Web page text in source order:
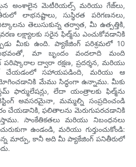
అంశాలైన మెటీరియల్స్ మరియు గేజ్‌లు,
లాభనష్టాలు, సుస్థిరత పరిగణనలు,
తెలుసుకున్న తర్వాత, మీ ఉత్పత్తికి,
లక్ష్యాలకు సరైన ఫిల్మ్‌ను ఎంచుకోవడానికి
మీకు ఉంది. ప్యాకేజింగ్ పరిశ్రమలో 10
మా బృందం వందలాది మంది
పరిష్కారాల ద్వారా రక్షణ, ప్రదర్శన, మరియు
చేయడంలో సహాయపడింది, మరియు ఆ
మేము సిద్ధంగా ఉన్నాము. మీకు
ఫార్ములేషన్లు, లేదా యంత్రాలకు ఫిల్మ్‌ను
అవసరమైనా, మమ్మల్ని సంప్రదించండి
చేయడానికి, ఫలితాలను మెరుగుపరచడానికి
సాంకేతికతలు మరియు నిబంధనలు
ఉండండి, మరియు గుర్తుంచుకోండి:
మార్పు, కానీ అది మీ ప్యాకేజింగ్ పనితీరులో